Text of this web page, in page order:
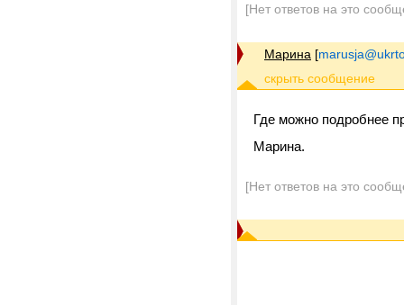
[Нет ответов на это
Марина [
Где можно подробнее
Марина.
[Нет ответов на это